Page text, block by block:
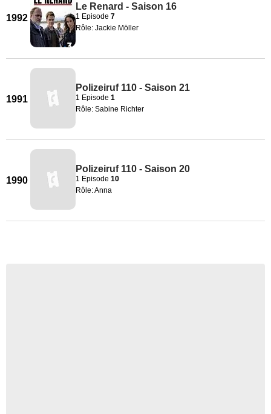
1992
Le Renard - Saison 16
1 Episode 7
Rôle: Jackie Möller
1991
Polizeiruf 110 - Saison 21
1 Episode 1
Rôle: Sabine Richter
1990
Polizeiruf 110 - Saison 20
1 Episode 10
Rôle: Anna